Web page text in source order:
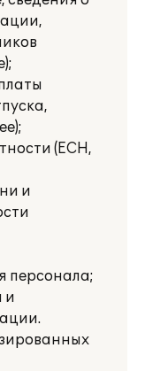
(ЕСН,
и
персонала;
и